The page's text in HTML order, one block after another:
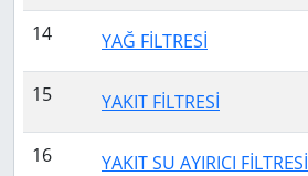
14 YAĞ FİLTRESİ
15 YAKIT FİLTRESİ
16 YAKIT SU AYIRICI FİLTRESİ